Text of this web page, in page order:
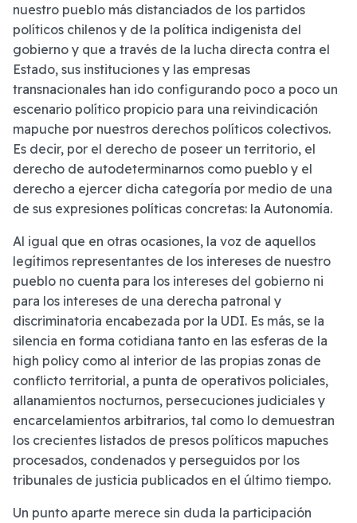
nuestro pueblo más distanciados de los partidos
políticos chilenos y de la política indigenista del
gobierno y que a través de la lucha directa contra el
Estado, sus instituciones y las empresas
transnacionales han ido configurando poco a poco un
escenario político propicio para una reivindicación
mapuche por nuestros derechos políticos colectivos.
Es decir, por el derecho de poseer un territorio, el
derecho de autodeterminarnos como pueblo y el
derecho a ejercer dicha categoría por medio de una
de sus expresiones políticas concretas: la Autonomía.
Al igual que en otras ocasiones, la voz de aquellos
legítimos representantes de los intereses de nuestro
pueblo no cuenta para los intereses del gobierno ni
para los intereses de una derecha patronal y
discriminatoria encabezada por la UDI. Es más, se la
silencia en forma cotidiana tanto en las esferas de la
high policy como al interior de las propias zonas de
conflicto territorial, a punta de operativos policiales,
allanamientos nocturnos, persecuciones judiciales y
encarcelamientos arbitrarios, tal como lo demuestran
los crecientes listados de presos políticos mapuches
procesados, condenados y perseguidos por los
tribunales de justicia publicados en el último tiempo.
Un punto aparte merece sin duda la participación